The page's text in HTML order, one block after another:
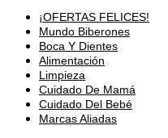
¡OFERTAS FELICES!
Mundo Biberones
Boca Y Dientes
Alimentación
Limpieza
Cuidado De Mamá
Cuidado Del Bebé
Marcas Aliadas